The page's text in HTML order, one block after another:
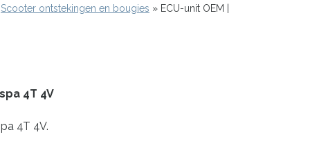
Scooter ontstekingen en bougies
ECU-unit OEM |
4T 4V
4T 4V.